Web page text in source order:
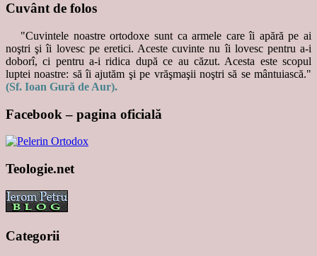
Cuvânt de folos
"Cuvintele noastre ortodoxe sunt ca armele care îi apără pe ai
noştri şi îi lovesc pe eretici. Aceste cuvinte nu îi lovesc pentru a-i
doborî, ci pentru a-i ridica după ce au căzut. Acesta este scopul
luptei noastre: să îi ajutăm şi pe vrăşmaşii noştri să se mântuiască."
(Sf. Ioan Gură de Aur).
Facebook – pagina oficială
Teologie.net
Categorii